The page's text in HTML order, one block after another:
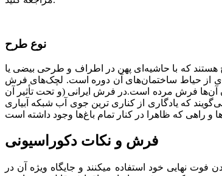
نوع طرح
هستند که با حاشیه‌ای پهن در اطراف و طرحی بیضی یا
از حیاط ساختمان‌های آن دوره است. لچک‌های فرش
فرش مرده است.در فرش ایرانی (و تحت تأثیر آن
که یادگاری از کناری ترین جوی آب شبکه‌ آبیاری
فرش و نکات دکوراسیونی
نهایی خود استفاده می­کنند و جایگاه ویژه آن در